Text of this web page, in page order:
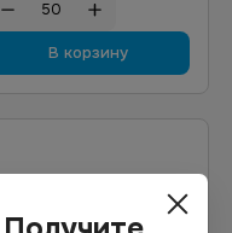
В корзину